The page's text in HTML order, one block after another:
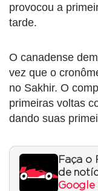
provocou a
tarde.
O canadense
vez que o
no Sakhir. O
primeiras voltas
dando suas
Faça o
de
Google